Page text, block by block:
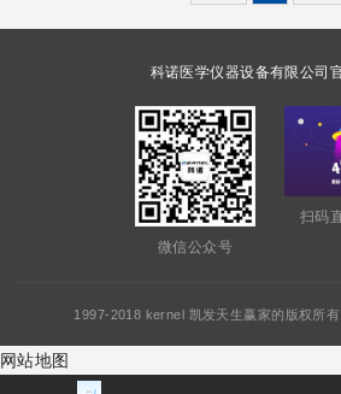
科诺医学仪器设备有限公司
微信公众号
扫码
1997-2018 kernel 凯发天生赢家的版权所
网站地图